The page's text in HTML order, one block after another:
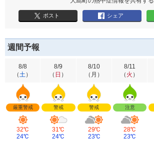
ポスト シェア
週間予報
8/8
（土）
厳重警戒
32℃
24℃
8/9
（ 日 ）
警戒
31℃
24℃
8/10
（ 月 ）
警戒
29℃
23℃
8/11
（ 火 ）
注意
28℃
23℃